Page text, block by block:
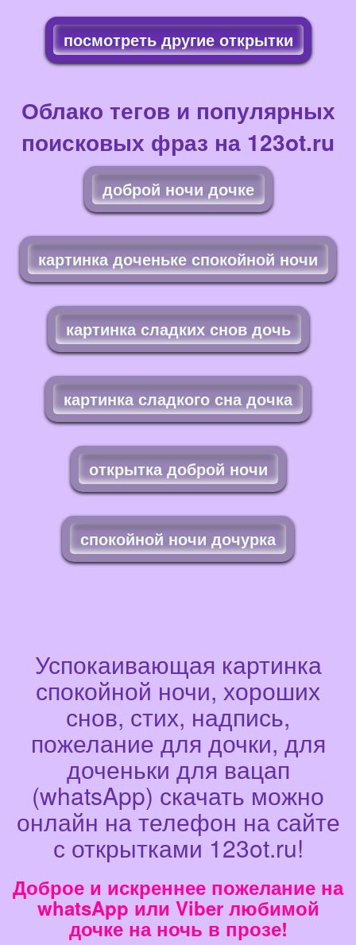
посмотреть другие открытки
Облако тегов и популярных
поисковых фраз на 123ot.ru
доброй ночи дочке
картинка доченьке спокойной ночи
картинка сладких снов дочь
картинка сладкого сна дочка
открытка доброй ночи
спокойной ночи дочурка
Успокаивающая картинка
спокойной ночи, хороших
снов, стих, надпись,
пожелание для дочки, для
доченьки для вацап
(whatsApp) скачать можно
онлайн на телефон на сайте
с открытками 123ot.ru!
Доброе и искреннее пожелание на
whatsApp или Viber любимой
дочке на ночь в прозе!